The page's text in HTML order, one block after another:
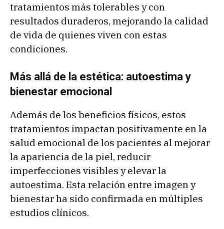
tratamientos más tolerables y con
resultados duraderos, mejorando la calidad
de vida de quienes viven con estas
condiciones.
Más allá de la estética: autoestima y
bienestar emocional
Además de los beneficios físicos, estos
tratamientos impactan positivamente en la
salud emocional de los pacientes al mejorar
la apariencia de la piel, reducir
imperfecciones visibles y elevar la
autoestima. Esta relación entre imagen y
bienestar ha sido confirmada en múltiples
estudios clínicos.